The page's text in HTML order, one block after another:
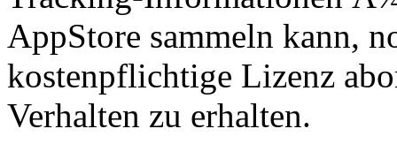
AppStore sammeln kann,
kostenpflichtige Lizenz
Verhalten zu erhalten.